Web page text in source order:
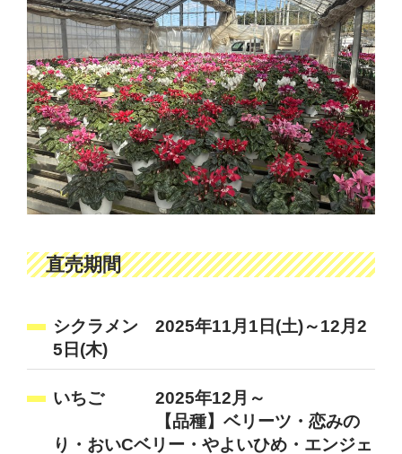
直売期間
シクラメン 2025年11月1日(土)～12月2
5日(木)
いちご 2025年12月～
【品種】ベリーツ・恋みの
り・おいCベリー・やよいひめ・エンジェ